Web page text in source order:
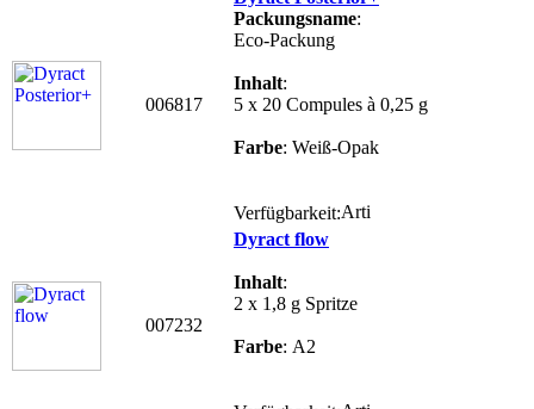
006817
Packungsname:
Eco-Packung
Inhalt:
5 x 20 Compules à 0,25 g
Farbe: Weiß-Opak
Verfügbarkeit:
007232
Dyract flow
Inhalt:
2 x 1,8 g Spritze
Farbe: A2